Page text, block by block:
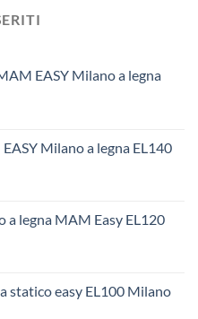
EASY Milano a legna
Milano a legna EL140
a legna MAM Easy EL120
statico easy EL100 Milano